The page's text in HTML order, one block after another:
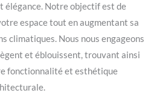
élégance. Notre objectif est de
espace tout en augmentant sa
climatiques. Nous nous engageons
et éblouissent, trouvant ainsi
fonctionnalité et esthétique